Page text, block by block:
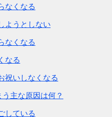
なくなる
ようとしない
なくなる
なる
祝いしなくなる
主な原因は何？
している